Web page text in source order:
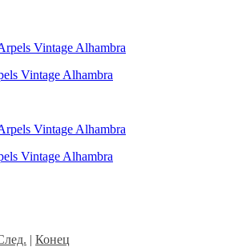
Vintage Alhambra
Vintage Alhambra
| Конец